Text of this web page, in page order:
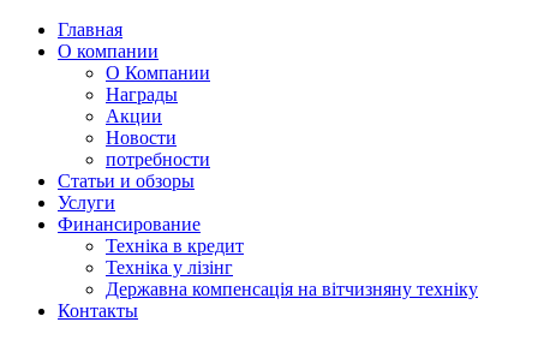
Главная
О компании
О Компании
Награды
Акции
Новости
потребности
Статьи и обзоры
Услуги
Финансирование
Техніка в кредит
Техніка у лізінг
Державна компенсація на вітчизняну техніку
Контакты